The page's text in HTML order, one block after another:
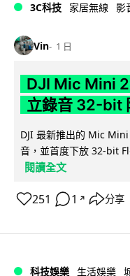
3C科技 家居無線 影
Vin 1 日
DJI Mic Mini
立錄音 32-bit
DJI 最新推出的 Mic
音，並首度下放 32-bit
閱讀全文
251 1 ↗ 分享
科技娛樂 生活娛樂